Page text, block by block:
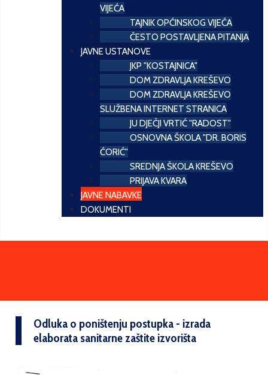
VIJEĆA
TAJNIK OPĆINSKOG VIJEĆA
ČESTO POSTAVLJENA PITANJA
JAVNE USTANOVE
JKP "KOSTAJNICA"
DOM ZDRAVLJA KREŠEVO
DOM ZDRAVLJA KREŠEVO
SLUŽBENA INTERNET STRANICA
JU DJEČJI VRTIĆ "RADOST"
OSNOVNA ŠKOLA "DR. BORIS
ĆORIĆ"
SREDNJA ŠKOLA KREŠEVO
PRIJAVA KVARA
JAVNE NABAVKE
DOKUMENTI
Odluka o poništenju postupka - izrada
elaborata sanitarne zaštite izvorišta